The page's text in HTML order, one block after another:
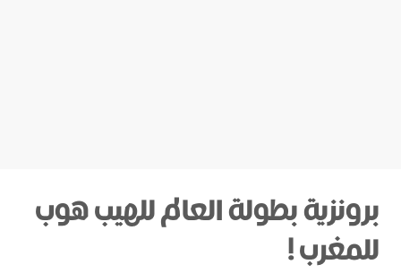
برونزية بطولة العالم للهيب هوب
للمغرب !